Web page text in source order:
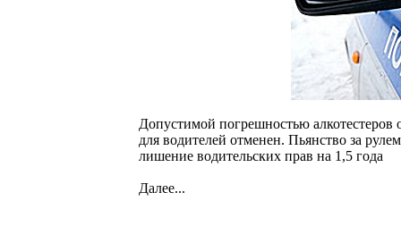
Допустимой погрешностью алкотестеров
для водителей отменен. Пьянство за
лишение водительских прав на 1,5 года
Далее...